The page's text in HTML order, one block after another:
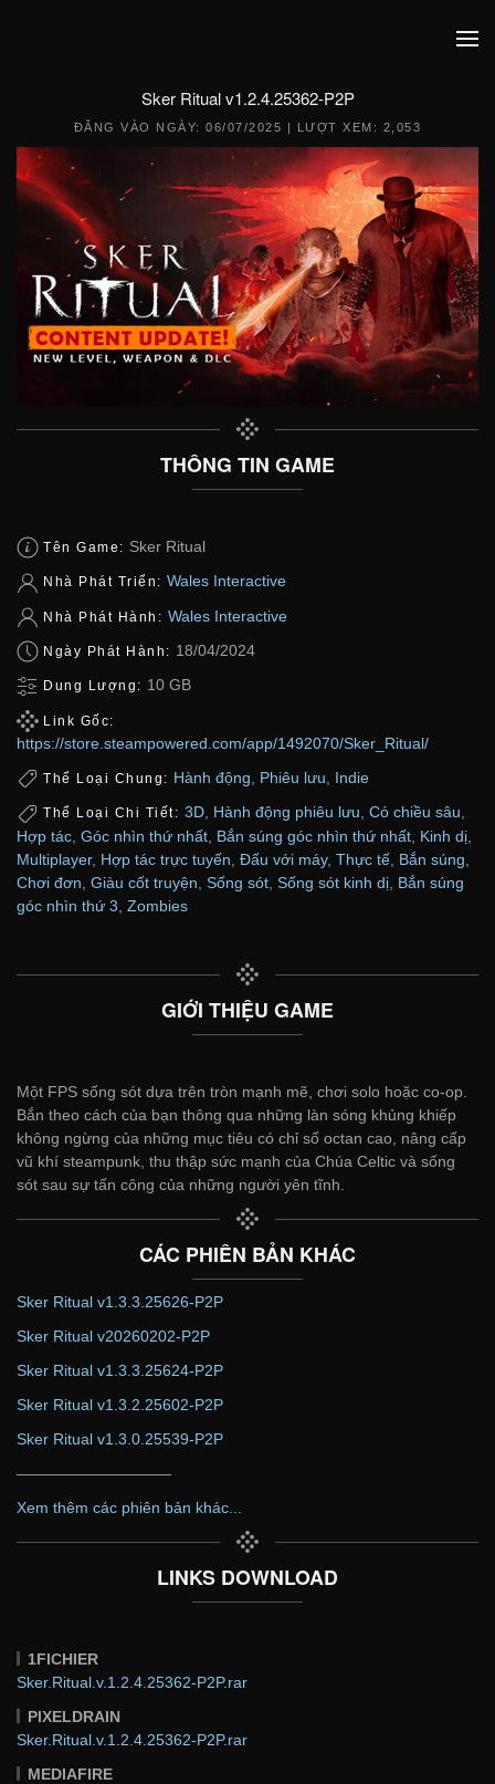
Sker Ritual v1.2.4.25362-P2P
ĐĂNG VÀO NGÀY:06/07/2025 | LƯỢT XEM: 2,053
THÔNG TIN GAME
Tên Game: Sker Ritual
Nhà Phát Triển: Wales Interactive
Nhà Phát Hành: Wales Interactive
Ngày Phát Hành: 18/04/2024
Dung Lượng: 10 GB
Link Gốc:
https://store.steampowered.com/app/1492070/Sker_Ritual/
Thể Loại Chung: Hành động Phiêu lưu Indie
Thể Loại Chi Tiết: 3D, Hành động phiêu lưu, Có chiều sâu,
Hợp tác Góc nhìn thứ nhất Bắn súng góc nhìn thứ nhất Kinh dị
Multiplayer, Hợp tác trực tuyến Đấu với máy, Thực tế Bắn súng
Chơi đơn Giàu cốt truyện Sống sót Sống sót kinh dị Bắn súng
góc nhìn thứ 3 Zombies
GIỚI THIỆU GAME
Một FPS sống sót dựa trên tròn mạnh mẽ, chơi solo hoặc co-op.
Bắn theo cách của bạn thông qua những làn sóng khủng khiếp
không ngừng của những mục tiêu có chỉ số octan cao, nâng cấp
vũ khí steampunk, thu thập sức mạnh của Chúa Celtic và sống
sót sau sự tấn công của những người yên tĩnh.
CÁC PHIÊN BẢN KHÁC
Sker Ritual v1.3.3.25626-P2P
Sker Ritual v20260202-P2P
Sker Ritual v1.3.3.25624-P2P
Sker Ritual v1.3.2.25602-P2P
Sker Ritual v1.3.0.25539-P2P
——————————
Xem thêm các phiên bản khác...
LINKS DOWNLOAD
1FICHIER
Sker.Ritual.v.1.2.4.25362-P2P.rar
PIXELDRAIN
Sker.Ritual.v.1.2.4.25362-P2P.rar
MEDIAFIRE